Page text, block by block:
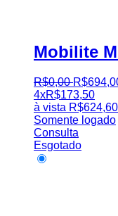
Mobilite
R$0,00 R$694,
4xR$173,50
à vista R$624,60
Somente logado
Consulta
Esgotado